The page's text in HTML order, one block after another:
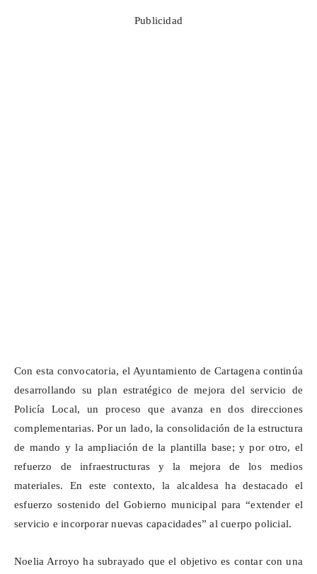
Publicidad
Con esta convocatoria, el Ayuntamiento de Cartagena continúa
desarrollando su plan estratégico de mejora del servicio de
Policía Local, un proceso que avanza en dos direcciones
complementarias. Por un lado, la consolidación de la estructura
de mando y la ampliación de la plantilla base; y por otro, el
refuerzo de infraestructuras y la mejora de los medios
materiales. En este contexto, la alcaldesa ha destacado el
esfuerzo sostenido del Gobierno municipal para “extender el
servicio e incorporar nuevas capacidades” al cuerpo policial.
Noelia Arroyo ha subrayado que el objetivo es contar con una